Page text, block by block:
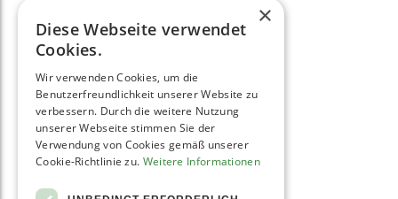
Motor­block mit Netzkabel
Megahopper/ Einfüll­kammer
Press­kammer
1 Press­schnecke
×
Diese Webseite verwendet
Cookies.
Wir verwenden Cookies, um die
Benutzerfreundlichkeit unserer Website zu
verbessern. Durch die weitere Nutzung
unserer Webseite stimmen Sie der
Verwendung von Cookies gemäß unserer
Cookie-Richtlinie zu. Weitere Informationen